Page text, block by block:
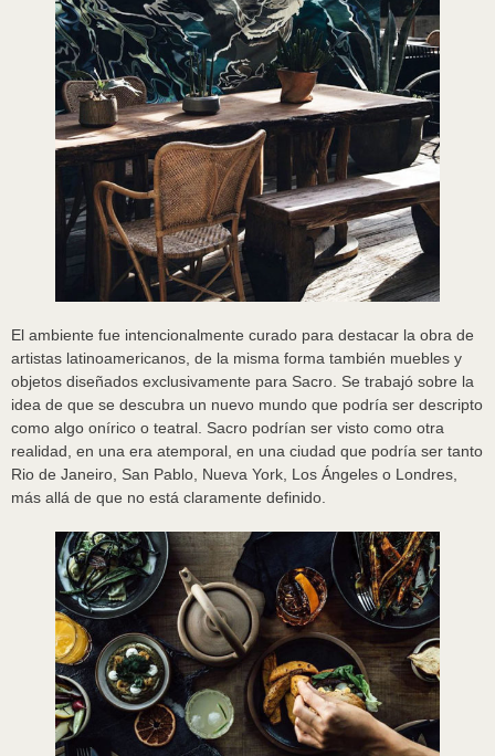
El ambiente fue intencionalmente curado para destacar la obra de
artistas latinoamericanos, de la misma forma también muebles y
objetos diseñados exclusivamente para Sacro. Se trabajó sobre la
idea de que se descubra un nuevo mundo que podría ser descripto
como algo onírico o teatral. Sacro podrían ser visto como otra
realidad, en una era atemporal, en una ciudad que podría ser tanto
Rio de Janeiro, San Pablo, Nueva York, Los Ángeles o Londres,
más allá de que no está claramente definido.